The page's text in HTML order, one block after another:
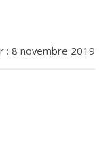
: 8 novembre 2019